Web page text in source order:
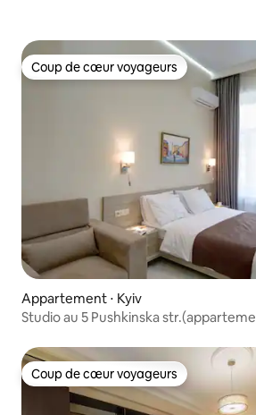
Coup de cœur voyageurs
Coup de cœur voyageurs
Appartement ⋅ Kyiv
Studio au 5 Pushkinska
Coup de cœur voyageurs
Coup de cœur voyageurs